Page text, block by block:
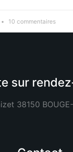
10 commentaires
sur
38150